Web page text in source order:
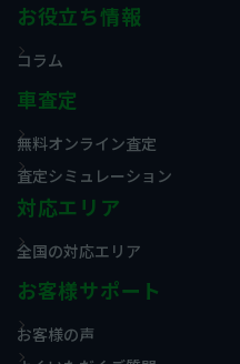
お役立ち情報
コラム
車査定
無料オンライン査定
査定シミュレーション
対応エリア
全国の対応エリア
お客様サポート
お客様の声